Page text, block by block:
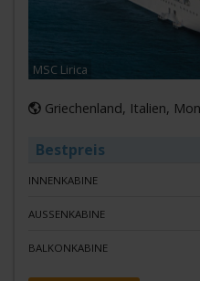
MSC Lirica
Griechenland, Italien,
Bestpreis
INNENKABINE
AUSSENKABINE
BALKONKABINE